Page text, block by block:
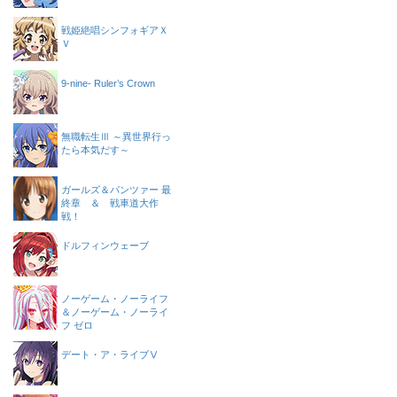
戦姫絶唱シンフォギアＸ
Ｖ
9-nine- Ruler’s Crown
無職転生Ⅲ ～異世界行っ
たら本気だす～
ガールズ＆パンツァー 最
終章 ＆ 戦車道大作
戦！
ドルフィンウェーブ
ノーゲーム・ノーライフ
＆ノーゲーム・ノーライ
フ ゼロ
デート・ア・ライブⅤ